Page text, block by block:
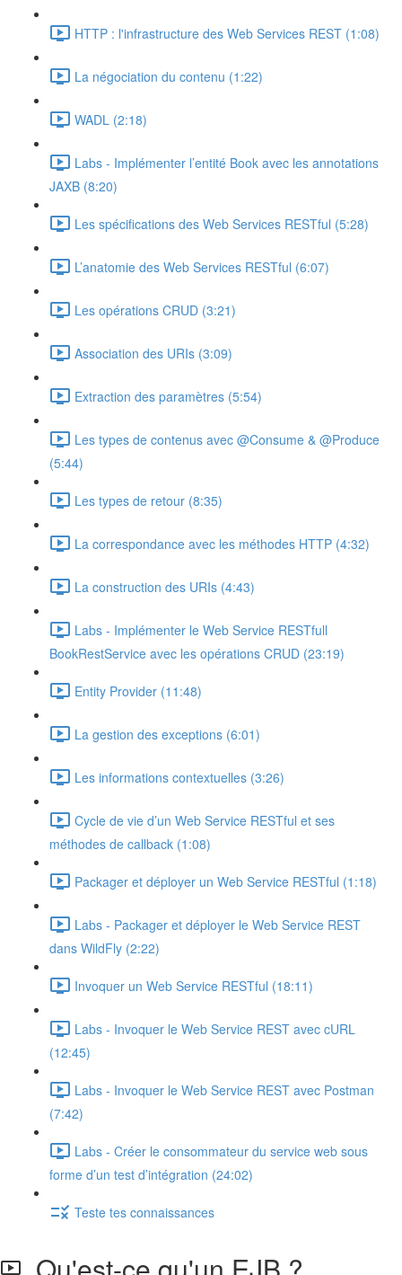
HTTP : l'infrastructure des Web Services REST (1:08)
La négociation du contenu (1:22)
WADL (2:18)
Labs - Implémenter l’entité Book avec les annotations
JAXB (8:20)
Les spécifications des Web Services RESTful (5:28)
L’anatomie des Web Services RESTful (6:07)
Les opérations CRUD (3:21)
Association des URIs (3:09)
Extraction des paramètres (5:54)
Les types de contenus avec @Consume & @Produce
(5:44)
Les types de retour (8:35)
La correspondance avec les méthodes HTTP (4:32)
La construction des URIs (4:43)
Labs - Implémenter le Web Service RESTfull
BookRestService avec les opérations CRUD (23:19)
Entity Provider (11:48)
La gestion des exceptions (6:01)
Les informations contextuelles (3:26)
Cycle de vie d’un Web Service RESTful et ses
méthodes de callback (1:08)
Packager et déployer un Web Service RESTful (1:18)
Labs - Packager et déployer le Web Service REST
dans WildFly (2:22)
Invoquer un Web Service RESTful (18:11)
Labs - Invoquer le Web Service REST avec cURL
(12:45)
Labs - Invoquer le Web Service REST avec Postman
(7:42)
Labs - Créer le consommateur du service web sous
forme d’un test d’intégration (24:02)
Teste tes connaissances